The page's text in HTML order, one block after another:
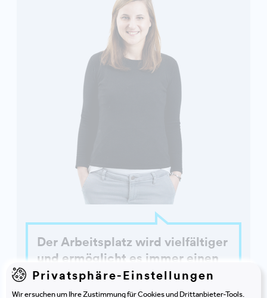
Der Arbeitsplatz wird vielfältiger
und ermöglicht es immer einen
optimal geeigneten Ort für die
gerade anstehende Aufgabe zu
Privatsphäre-Einstellungen
Wir ersuchen um Ihre Zustimmung für Cookies und Drittanbieter-Tools.